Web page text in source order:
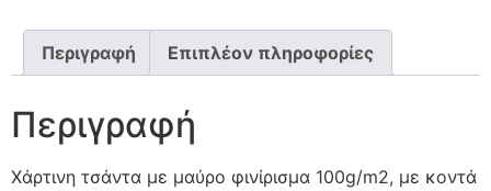
Περιγραφή Επιπλέον πληροφορίες
Περιγραφή
Χάρτινη τσάντα με μαύρο φινίρισμα 100g/m2, με κοντά